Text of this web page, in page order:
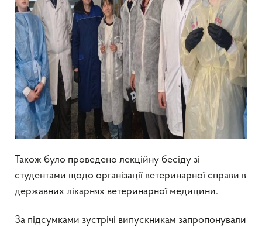
Також було проведено лекційну бесіду зі
студентами щодо організації ветеринарної справи в
державних лікарнях ветеринарної медицини.
За підсумками зустрічі випускникам запропонували